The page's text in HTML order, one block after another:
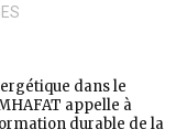
dans le
appelle à
durable de la